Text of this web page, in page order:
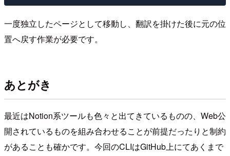
一度独立したページとして移動し、翻訳を掛けた後に元の位
置へ戻す作業が必要です。
あとがき
最近はNotion系ツールも色々と出てきているものの、Web公
開されているものを組み合わせることが前提だったりと制約
があることも確かです。今回のCLIはGitHub上にてあくまで